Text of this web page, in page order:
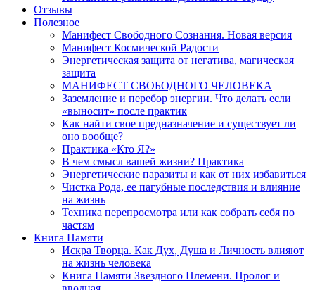
Отзывы
Полезное
Манифест Свободного Сознания. Новая версия
Манифест Космической Радости
Энергетическая защита от негатива, магическая
защита
МАНИФЕСТ СВОБОДНОГО ЧЕЛОВЕКА
Заземление и перебор энергии. Что делать если
«выносит» после практик
Как найти свое предназначение и существует ли
оно вообще?
Практика «Кто Я?»
В чем смысл вашей жизни? Практика
Энергетические паразиты и как от них избавиться
Чистка Рода, ее пагубные последствия и влияние
на жизнь
Техника перепросмотра или как собрать себя по
частям
Книга Памяти
Искра Творца. Как Дух, Душа и Личность влияют
на жизнь человека
Книга Памяти Звездного Племени. Пролог и